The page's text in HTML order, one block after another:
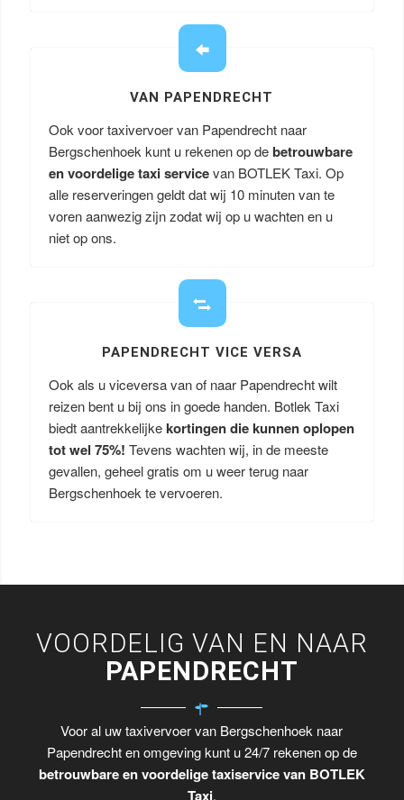
VAN PAPENDRECHT
Ook voor taxivervoer van Papendrecht naar
Bergschenhoek kunt u rekenen op debetrouwbare
en voordelige taxi servicevan BOTLEK Taxi. Op
alle reserveringen geldt dat wij 10 minuten van te
voren aanwezig zijn zodat wij op u wachten en u
niet op ons.
PAPENDRECHT VICE VERSA
Ook als u viceversa van of naar Papendrecht wilt
reizen bent u bij ons in goede handen. Botlek Taxi
biedt aantrekkelijkekortingen die kunnen oplopen
tot wel 75%! Tevens wachten wij, in de meeste
gevallen, geheel gratis om u weer terug naar
Bergschenhoek te vervoeren.
VOORDELIG VAN EN NAAR
PAPENDRECHT
Voor al uw taxivervoer van Bergschenhoek naar
Papendrecht en omgeving kunt u 24/7 rekenen op de
betrouwbare en voordelige taxiservice van BOTLEK
Taxi.